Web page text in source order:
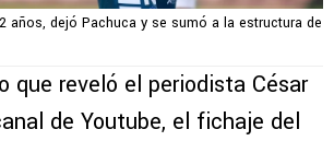
años, dejó Pachuca y se sumó a la estructura de
que reveló el periodista César
de Youtube, el fichaje del